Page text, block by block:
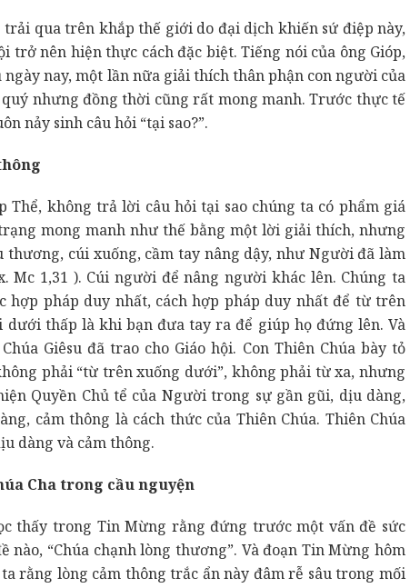
qua trên khắp thế giới do đại dịch khiến sứ điệp này,
trở nên hiện thực cách đặc biệt. Tiếng nói của ông Gióp,
nay, một lần nữa giải thích thân phận con người của
quý nhưng đồng thời cũng rất mong manh. Trước thực tế
nảy sinh câu hỏi “tại sao?”.
Thể, không trả lời câu hỏi tại sao chúng ta có phẩm giá
mong manh như thế bằng một lời giải thích, nhưng
thương, cúi xuống, cầm tay nâng dậy, như Người đã làm
Mc 1,31 ). Cúi người để nâng người khác lên. Chúng ta
hợp pháp duy nhất, cách hợp pháp duy nhất để từ trên
dưới thấp là khi bạn đưa tay ra để giúp họ đứng lên. Và
Giêsu đã trao cho Giáo hội. Con Thiên Chúa bày tỏ
phải “từ trên xuống dưới”, không phải từ xa, nhưng
Quyền Chủ tể của Người trong sự gần gũi, dịu dàng,
cảm thông là cách thức của Thiên Chúa. Thiên Chúa
dàng và cảm thông.
Cha trong cầu nguyện
thấy trong Tin Mừng rằng đứng trước một vấn đề sức
nào, “Chúa chạnh lòng thương”. Và đoạn Tin Mừng hôm
rằng lòng cảm thông trắc ẩn này đâm rễ sâu trong mối